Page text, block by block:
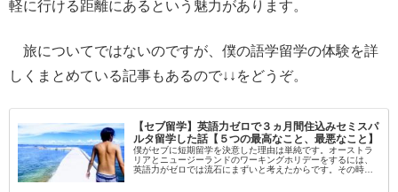
軽に行ける距離にあるという魅力があります。
旅についてではないのですが、僕の語学留学の体験を詳
しくまとめている記事もあるので↓↓をどうぞ。
【セブ留学】英語力ゼロで３ヵ月間住込みセミスパ
ルタ留学した話【５つの最高なこと、最悪なこと】
僕がセブに短期留学を決意した理由は単純です。オーストラ
リアとニュージーランドのワーキングホリデーをするには、
英語力がゼロでは流石にまずいと考えたからです。その時の